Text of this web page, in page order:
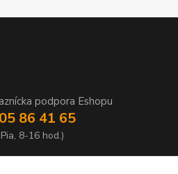
podpora Eshopu
86 41 65
8-16 hod.)